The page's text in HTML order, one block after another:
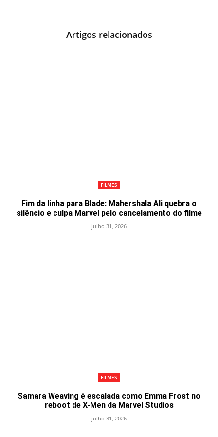
Artigos relacionados
FILMES
Fim da linha para Blade: Mahershala Ali quebra o
silêncio e culpa Marvel pelo cancelamento do filme
julho 31, 2026
FILMES
Samara Weaving é escalada como Emma Frost no
reboot de X-Men da Marvel Studios
julho 31, 2026